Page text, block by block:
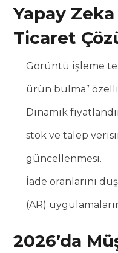
Yapay
Ticaret
Görüntü işleme
ürün bulma”
Dinamik
stok ve talep
güncellenmesi.
İade oranlarını
(AR)
2026’da